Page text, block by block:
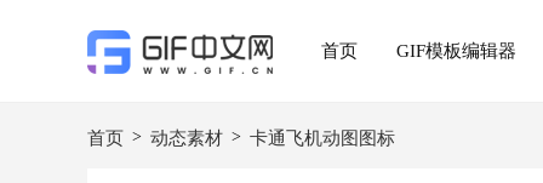
首页 GIF模板编辑器
首页 > 动态素材 > 卡通飞机动图图标